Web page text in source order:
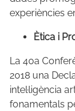
experiències
Ètica i
La 40a
2018 una
intel·ligència
fonamentals